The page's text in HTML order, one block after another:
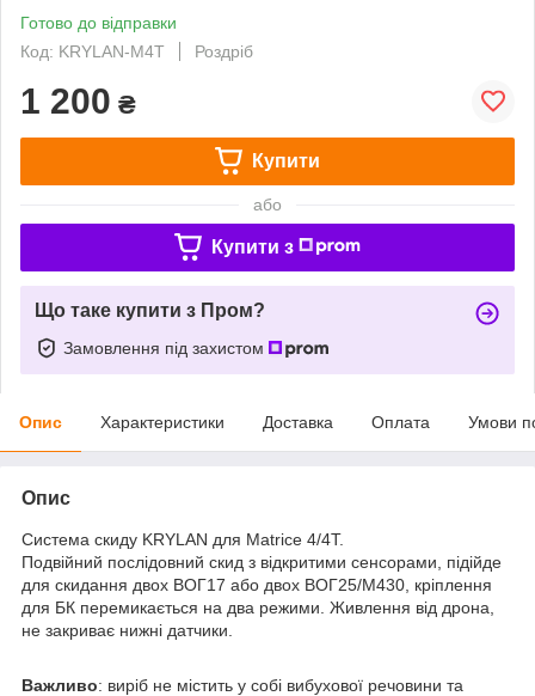
Готово до відправки
Код: KRYLAN-M4Т
Роздріб
1 200 ₴
Купити
або
Купити з
Що таке купити з Пром?
Замовлення під захистом
Опис Характеристики Доставка Оплата Умови
Опис
Система скиду KRYLAN для Matrice 4/4T.
Подвійний послідовний скид з відкритими сенсорами, підійде
для скидання двох ВОГ17 або двох ВОГ25/М430, кріплення
для БК перемикається на два режими. Живлення від дрона,
не закриває нижні датчики.
Важливо: виріб не містить у собі вибухової речовини та